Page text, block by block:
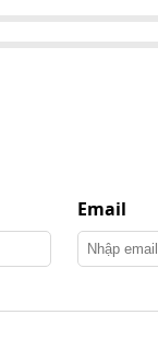
nhiều đơn vị vệ
trong quá trình
quả làm sạch và
Email